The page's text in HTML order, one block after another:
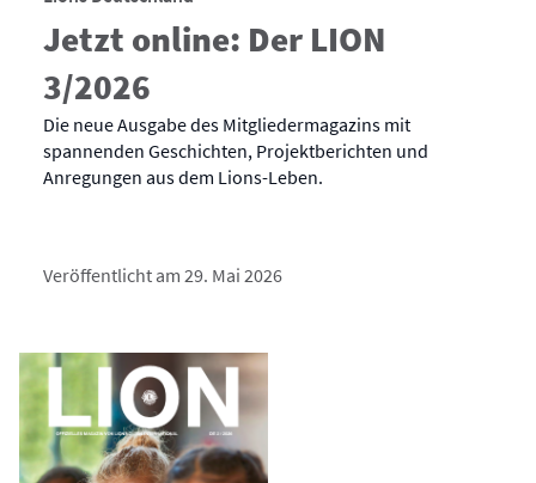
Jetzt online: Der LION
3/2026
Die neue Ausgabe des Mitgliedermagazins mit
spannenden Geschichten, Projektberichten und
Anregungen aus dem Lions-Leben.
Veröffentlicht am 29. Mai 2026